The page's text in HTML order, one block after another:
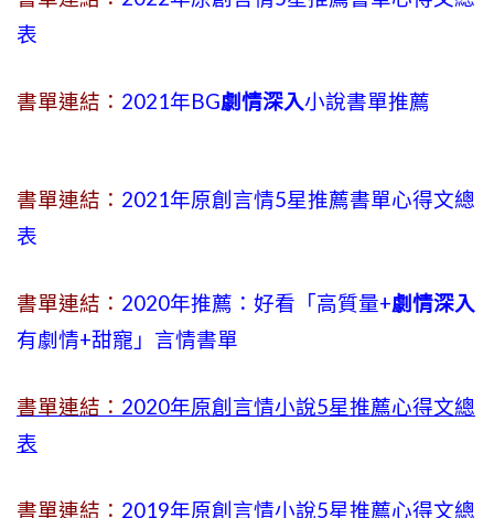
表
書單連結： 2021年BG劇情深入小說書單推薦
書單連結： 2021年原創言情5星推薦書單心得文總
表
書單連結： 2020年推薦：好看「高質量+劇情深入
有劇情+甜寵」言情書單
書單連結： 2020年原創言情小說5星推薦心得文總
表
書單連結： 2019年原創言情小說5星推薦心得文總